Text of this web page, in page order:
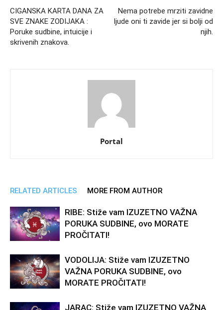
CIGANSKA KARTA DANA ZA
SVE ZNAKE ZODIJAKA :
Poruke sudbine, intuicije i
skrivenih znakova.
Nema potrebe mrziti zavidne
ljude oni ti zavide jer si bolji od
njih.
Portal
RELATED ARTICLES MORE FROM AUTHOR
RIBE: Stiže vam IZUZETNO VAŽNA
PORUKA SUDBINE, ovo MORATE
PROČITATI!
VODOLIJA: Stiže vam IZUZETNO
VAŽNA PORUKA SUDBINE, ovo
MORATE PROČITATI!
JARAC: Stiže vam IZUZETNO VAŽNA